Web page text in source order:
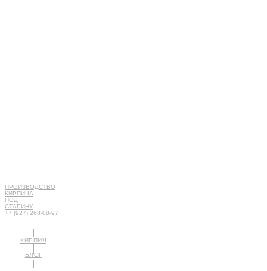
ПРОИЗВОДСТВО
КИРПИЧА
ПОД
СТАРИНУ
+7 (927) 268-08-97
КИРПИЧ
БЛОГ